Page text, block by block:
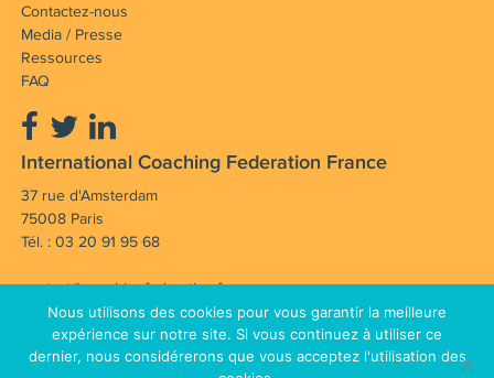
Contactez-nous
Media / Presse
Ressources
FAQ
International Coaching Federation France
37 rue d'Amsterdam
75008 Paris
Tél. : 03 20 91 95 68
contact@coachingfederation.fr
Notre mission : Faire avancer et rayonner la
profession de coach en France et dans le monde.
Nous utilisons des cookies pour vous garantir la meilleure
expérience sur notre site. Si vous continuez à utiliser ce
dernier, nous considérerons que vous acceptez l'utilisation des